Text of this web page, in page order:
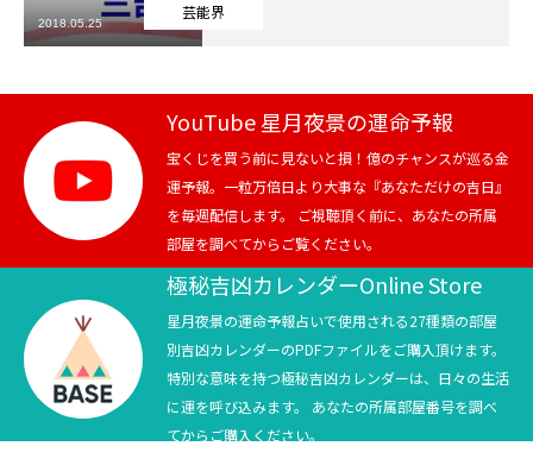
芸能界
テニス
スポーツ
競馬
テニス四大大会・五輪
テニス四大大会・五輪
芸能界
2018.05.25
YouTube 星月夜景の運命予報
宝くじを買う前に見ないと損！億のチャンスが巡る金
運予報。一粒万倍日より大事な『あなただけの吉日』
を毎週配信します。 ご視聴頂く前に、あなたの所属
部屋を調べてからご覧ください。
極秘吉凶カレンダーOnline Store
星月夜景の運命予報占いで使用される27種類の部屋
別吉凶カレンダーのPDFファイルをご購入頂けます。
特別な意味を持つ極秘吉凶カレンダーは、日々の生活
に運を呼び込みます。 あなたの所属部屋番号を調べ
てからご購入ください。